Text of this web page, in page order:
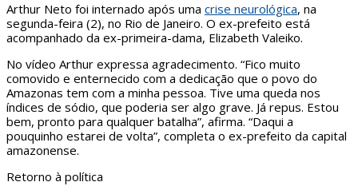
Arthur Neto foi internado após uma crise neurológica, na
segunda-feira (2), no Rio de Janeiro. O ex-prefeito está
acompanhado da ex-primeira-dama, Elizabeth Valeiko.
No vídeo Arthur expressa agradecimento. “Fico muito
comovido e enternecido com a dedicação que o povo do
Amazonas tem com a minha pessoa. Tive uma queda nos
índices de sódio, que poderia ser algo grave. Já repus. Estou
bem, pronto para qualquer batalha”, afirma. “Daqui a
pouquinho estarei de volta”, completa o ex-prefeito da capital
amazonense.
Retorno à política